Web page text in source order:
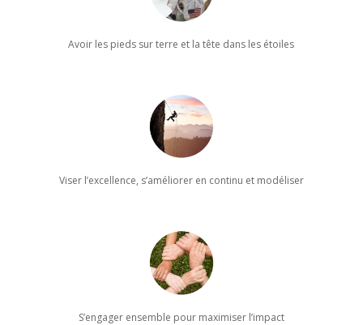
Avoir les pieds sur terre et la tête dans les étoiles
Viser l’excellence, s’améliorer en continu et modéliser
S’engager ensemble pour maximiser l’impact